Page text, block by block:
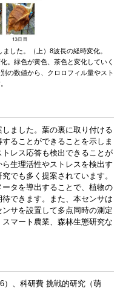
した。（上）8波長の経時変化。
。緑色が黄色、茶色と変化していく
の数値から、クロロフィル量やスト
ました。葉の裏に取り付ける
ることができることを示しま
レス応答も検出できることが
生理活性やストレスを検出す
でも多く提案されています。
タを導出することで、植物の
できます。また、本センサは
サを設置して多点同時の測定
マート農業、森林生態研究な
）、科研費 挑戦的研究（萌